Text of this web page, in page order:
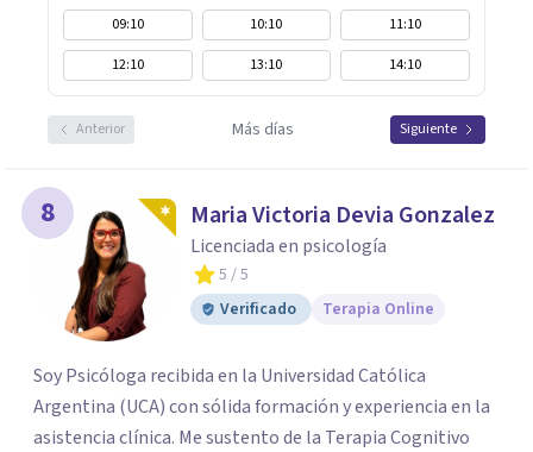
09:10 10:10
11:10
12:10
13:10 14:10
Anterior Más días Siguiente
8 Maria Victoria Devia Gonzalez
Licenciada en psicología
5 / 5
Verificado
Terapia Online
Soy Psicóloga recibida en la Universidad Católica
Argentina (UCA) con sólida formación y experiencia en la
asistencia clínica. Me sustento de la Terapia Cognitivo